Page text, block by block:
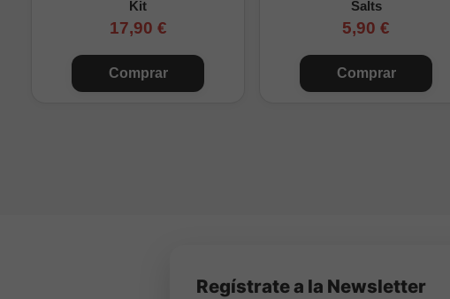
Kit
17,90 €
Comprar
Salts
5,90 €
Comprar
Regístrate a la Newsletter